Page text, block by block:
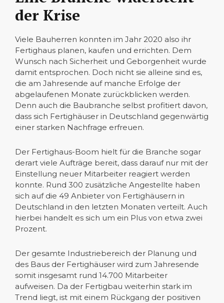
der Krise
Viele Bauherren konnten im Jahr 2020 also ihr
Fertighaus planen, kaufen und errichten. Dem
Wunsch nach Sicherheit und Geborgenheit wurde
damit entsprochen. Doch nicht sie alleine sind es,
die am Jahresende auf manche Erfolge der
abgelaufenen Monate zurückblicken werden.
Denn auch die Baubranche selbst profitiert davon,
dass sich Fertighäuser in Deutschland gegenwärtig
einer starken Nachfrage erfreuen.
Der Fertighaus-Boom hielt für die Branche sogar
derart viele Aufträge bereit, dass darauf nur mit der
Einstellung neuer Mitarbeiter reagiert werden
konnte. Rund 300 zusätzliche Angestellte haben
sich auf die 49 Anbieter von Fertighäusern in
Deutschland in den letzten Monaten verteilt. Auch
hierbei handelt es sich um ein Plus von etwa zwei
Prozent.
Der gesamte Industriebereich der Planung und
des Baus der Fertighäuser wird zum Jahresende
somit insgesamt rund 14.700 Mitarbeiter
aufweisen. Da der Fertigbau weiterhin stark im
Trend liegt, ist mit einem Rückgang der positiven